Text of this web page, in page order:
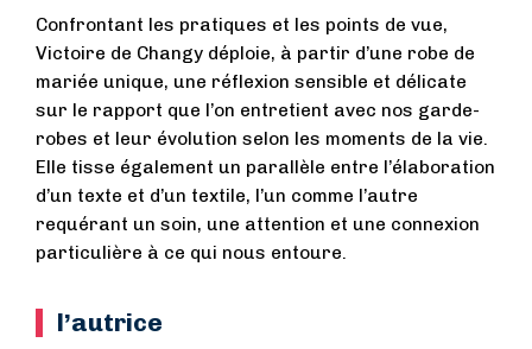
Confrontant les pratiques et les points de vue,
Victoire de Changy déploie, à partir d’une robe de
mariée unique, une réflexion sensible et délicate
sur le rapport que l’on entretient avec nos garde-
robes et leur évolution selon les moments de la vie.
Elle tisse également un parallèle entre l’élaboration
d’un texte et d’un textile, l’un comme l’autre
requérant un soin, une attention et une connexion
particulière à ce qui nous entoure.
l’autrice